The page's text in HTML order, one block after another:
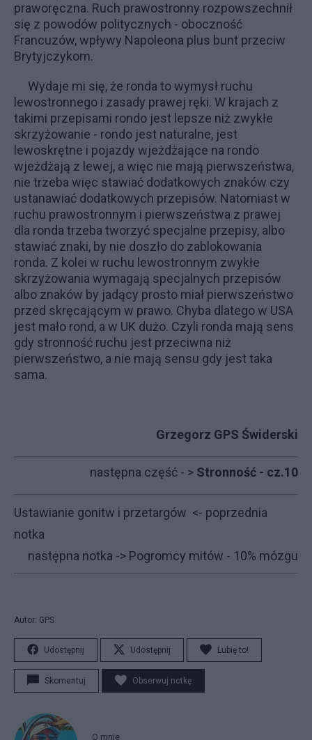
praworęczna. Ruch prawostronny rozpowszechnił
się z powodów politycznych - oboczność
Francuzów, wpływy Napoleona plus bunt przeciw
Brytyjczykom.
Wydaje mi się, że ronda to wymysł ruchu
lewostronnego i zasady prawej ręki. W krajach z
takimi przepisami rondo jest lepsze niż zwykłe
skrzyżowanie - rondo jest naturalne, jest
lewoskrętne i pojazdy wjeżdżające na rondo
wjeżdżają z lewej, a więc nie mają pierwszeństwa,
nie trzeba więc stawiać dodatkowych znaków czy
ustanawiać dodatkowych przepisów. Natomiast w
ruchu prawostronnym i pierwszeństwa z prawej
dla ronda trzeba tworzyć specjalne przepisy, albo
stawiać znaki, by nie doszło do zablokowania
ronda. Z kolei w ruchu lewostronnym zwykłe
skrzyżowania wymagają specjalnych przepisów
albo znaków by jadący prosto miał pierwszeństwo
przed skręcającym w prawo. Chyba dlatego w USA
jest mało rond, a w UK dużo. Czyli ronda mają sens
gdy stronność ruchu jest przeciwna niż
pierwszeństwo, a nie mają sensu gdy jest taka
sama.
Grzegorz GPS Świderski
następna część - > Stronność - cz.10
Ustawianie gonitw i przetargów <- poprzednia
notka
następna notka -> Pogromcy mitów - 10% mózgu
Autor: GPS
Udostępnij Udostępnij Lubię to!
Skomentuj Obserwuj notkę
O mnie